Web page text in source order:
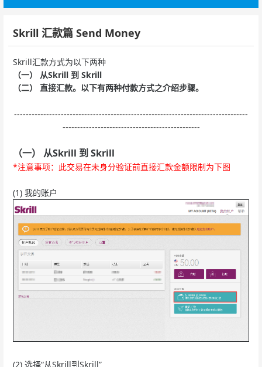
Skrill 汇款篇 Send Money
Skrill汇款方式为以下两种
（一） 从Skrill 到 Skrill
（二） 直接汇款。以下有两种付款方式之介绍步骤。
--------------------------------------------------------------------------------
-----------------------------------------------
（一） 从Skrill 到 Skrill
*注意事项：此交易在未身分验证前直接汇款金额限制为下图
(1) 我的账户
(2) 选择“从Skrill到Skrill”